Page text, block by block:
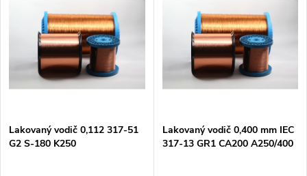
n
p
Abecedně
p
i
s
p
Lakovaný vodič 0,112 317-51
G2 S-180 K250
Lakovaný vodič 0,400 mm IEC
317-13 GR1 CA200 A250/400